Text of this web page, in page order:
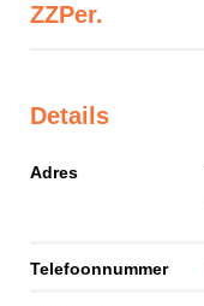
ZZPer.
Details
Adres
Telefoonnummer